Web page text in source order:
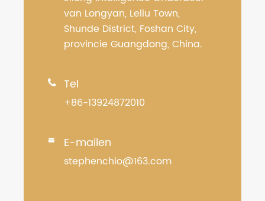
van Longyan, Leliu Town,
Shunde District, Foshan City,
provincie Guangdong, China.
 Tel
+86-13924872010
 E-mailen
stephenchio@163.com